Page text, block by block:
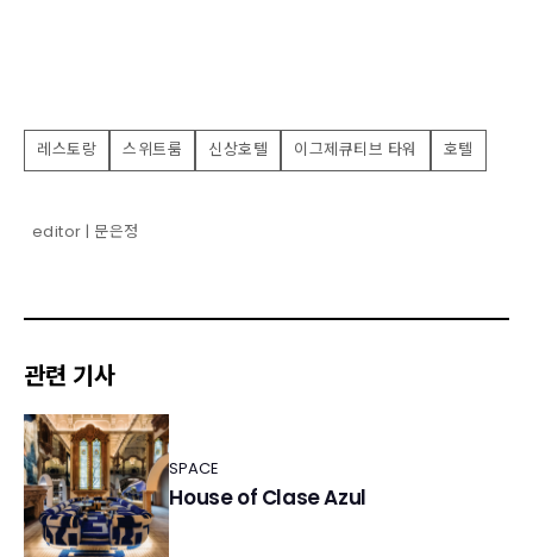
레스토랑 스위트룸 신상호텔 이그제큐티브 타워 호텔
editor | 문은정
관련 기사
SPACE
House of Clase Azul